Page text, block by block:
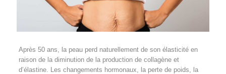
Après 50 ans, la peau perd naturellement de son élasticité en
raison de la diminution de la production de collagène et
d’élastine. Les changements hormonaux, la perte de poids, la